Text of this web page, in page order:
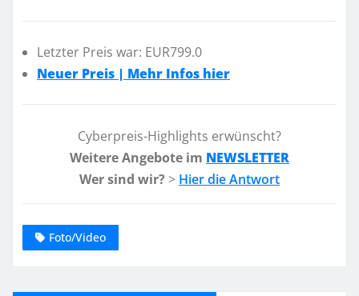
Letzter Preis war: EUR799.0
Neuer Preis | Mehr Infos hier
Cyberpreis-Highlights erwünscht?
Weitere Angebote im NEWSLETTER
Wer sind wir? > Hier die Antwort
Foto/Video